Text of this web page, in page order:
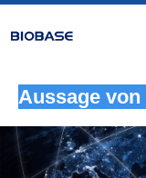
Aussage von